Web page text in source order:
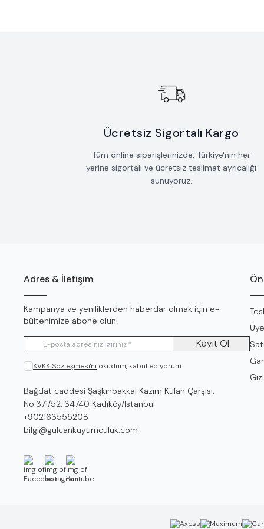
Ücretsiz Sigortalı Kargo
Tüm online siparişlerinizde, Türkiye'nin her
yerine sigortalı ve ücretsiz teslimat ayrıcalığı
sunuyoruz.
Adres & İletişim
Kampanya ve yeniliklerden haberdar olmak için e-
bültenimize abone olun!
Kayıt Ol
KVKK Sözleşmesi'ni okudum, kabul ediyorum.
Adres
Bağdat caddesi Şaşkınbakkal Kazım Kulan Çarşısı,
No:371/52, 34740 Kadıköy/İstanbul
Telefon
+902163555208
E-Posta
bilgi@gulcankuyumculuk.com
FacebookİnstagramYoutube